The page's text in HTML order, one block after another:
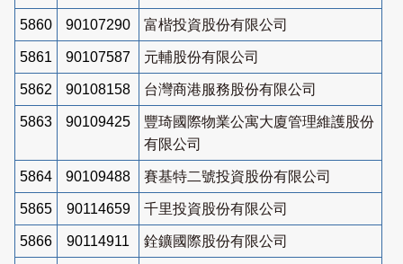
5860 90107290 富楷投資股份有限公司
5861 90107587 元輔股份有限公司
5862 90108158 台灣商港服務股份有限公司
5863 90109425
豐琦國際物業公寓大廈管理維護股份
有限公司
5864 90109488 賽基特二號投資股份有限公司
5865 90114659 千里投資股份有限公司
5866 90114911 銓鑛國際股份有限公司